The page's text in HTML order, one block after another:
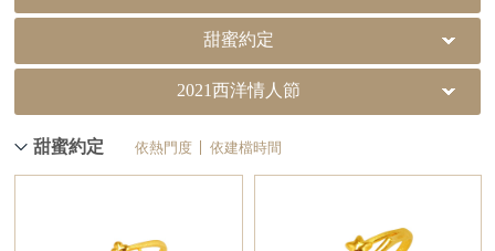
甜蜜約定
2021西洋情人節
甜蜜約定 依熱門度 依建檔時間